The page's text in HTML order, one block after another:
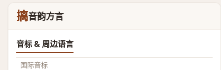
摛音韵方言
音标 & 周边语言
国际音标